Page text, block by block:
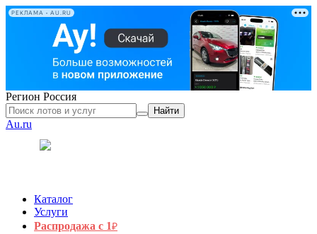
РЕКЛАМА • AU.RU
Регион Россия
Найти
Au.ru
Каталог
Услуги
Распродажа с 1₽